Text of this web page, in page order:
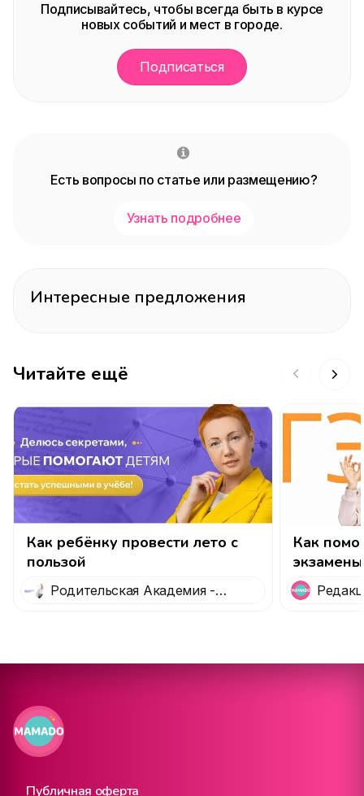
Подписывайтесь, чтобы всегда быть в курсе
новых событий и мест в городе.
Подписаться
Есть вопросы по статье или размещению?
Узнать подробнее
Интересные предложения
Читайте ещё
Как ребёнку провести лето с
пользой
Родительская Академия -
Как
Публичная оферта